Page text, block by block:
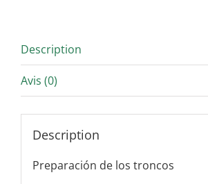
Description
Avis (0)
Description
Preparación de los troncos